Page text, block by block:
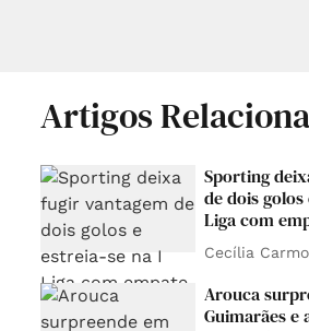
Artigos
Sporting
de dois
Liga com
Cecília Carmo
Arouca
Guimarães e